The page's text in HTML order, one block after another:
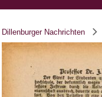
Dillenburger Nachrichten